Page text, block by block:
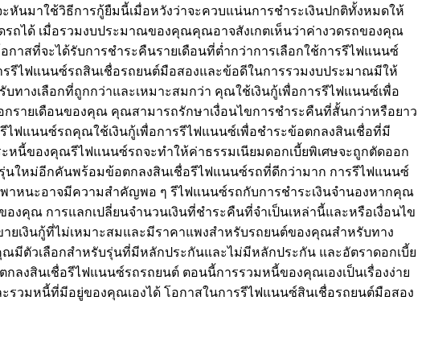
นมาใช้วิธีการกู้ยืมนี้เมื่อหวังว่าจะควบแน่นการชำระเงินปกติทั้งหมดให้
รถได้ เมื่อรวมงบประมาณของคุณคุณอาจสังเกตเห็นว่าค่างวดรถของคุณ
สที่จะได้รับการชำระคืนรายเดือนที่ต่ำกว่าการเลือกใช้การรีไฟแนนซ์
รีไฟแนนซ์รถสินเชื่อรถยนต์มือสองและข้อดีในการรวมงบประมาณมีให้
างเลือกที่ถูกกว่าและเหมาะสมกว่า คุณใช้เงินกู้เพื่อการรีไฟแนนซ์เพื่อ
รายเดือนของคุณ คุณสามารถรักษาเงื่อนไขการชำระคืนที่สั้นกว่าหรือยาว
ไฟแนนซ์รถคุณใช้เงินกู้เพื่อการรีไฟแนนซ์เพื่อชำระข้อตกลงสินเชื่อที่มี
หนี้ของคุณรีไฟแนนซ์รถจะทำให้ค่าธรรมเนียมดอกเบี้ยพิเศษจะถูกตัดออก
นใหม่อีกคันพร้อมข้อตกลงสินเชื่อรีไฟแนนซ์รถที่ดีกว่ามาก การรีไฟแนนซ์
หนะอาจมีความสำคัญพอ ๆ รีไฟแนนซ์รถกับการชำระเงินจำนองหากคุณ
คุณ การแลกเปลี่ยนจำนวนเงินที่ชำระคืนที่จำเป็นเหล่านี้และหรือเงื่อนไข
เงินกู้ที่ไม่เหมาะสมและมีราคาแพงสำหรับรถยนต์ของคุณสำหรับทาง
มีตัวเลือกสำหรับรุ่นที่มีหลักประกันและไม่มีหลักประกัน และอัตราดอกเบี้ย
ลงสินเชื่อรีไฟแนนซ์รถรถยนต์ ตอนนี้การรวมหนี้ของคุณเองเป็นเรื่องง่าย
วมหนี้ที่มีอยู่ของคุณเองได้ โอกาสในการรีไฟแนนซ์สินเชื่อรถยนต์มือสอง